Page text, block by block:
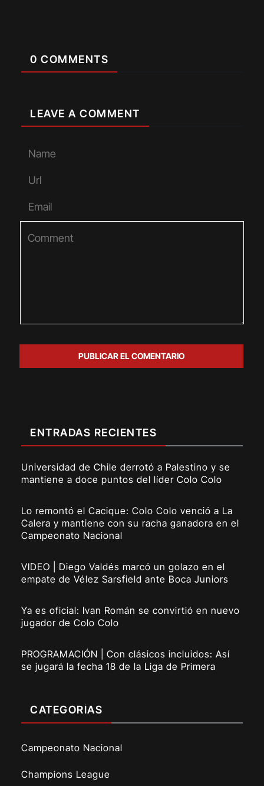
0 COMMENTS
LEAVE A COMMENT
ENTRADAS RECIENTES
Universidad de Chile derrotó a Palestino y se
mantiene a doce puntos del líder Colo Colo
Lo remontó el Cacique: Colo Colo venció a La
Calera y mantiene con su racha ganadora en el
Campeonato Nacional
VIDEO | Diego Valdés marcó un golazo en el
empate de Vélez Sarsfield ante Boca Juniors
Ya es oficial: Ivan Román se convirtió en nuevo
jugador de Colo Colo
PROGRAMACIÓN | Con clásicos incluidos: Así
se jugará la fecha 18 de la Liga de Primera
CATEGORÍAS
Campeonato Nacional
Champions League